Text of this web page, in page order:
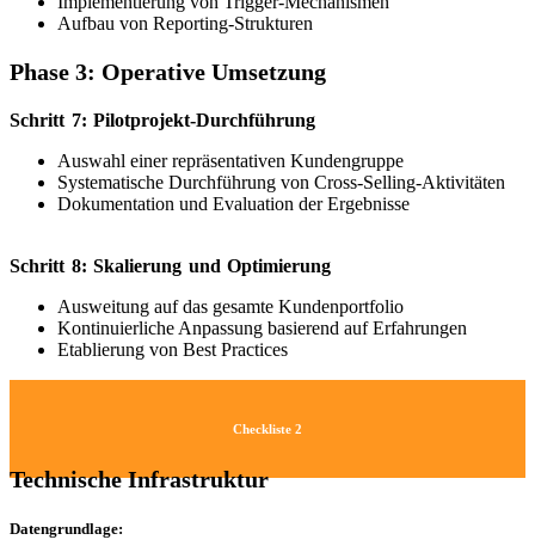
Aufbau von Reporting-Strukturen
Phase 3: Operative Umsetzung
Schritt 7: Pilotprojekt-Durchführung
Auswahl einer repräsentativen Kundengruppe
Systematische Durchführung von Cross-Selling-Aktivitäten
Dokumentation und Evaluation der Ergebnisse
Schritt 8: Skalierung und Optimierung
Ausweitung auf das gesamte Kundenportfolio
Kontinuierliche Anpassung basierend auf Erfahrungen
Etablierung von Best Practices
Checkliste 2
Technische Infrastruktur
Datengrundlage: